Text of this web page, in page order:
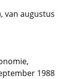
van augustus
1988